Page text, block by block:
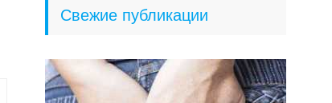
Свежие публикации